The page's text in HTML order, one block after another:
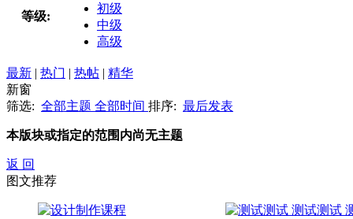
等级:
初级
中级
高级
最新 | 热门 | 热帖 | 精华
新窗
筛选: 全部主题 全部时间 排序: 最后发表
本版块或指定的范围内尚无主题
返 回
图文推荐